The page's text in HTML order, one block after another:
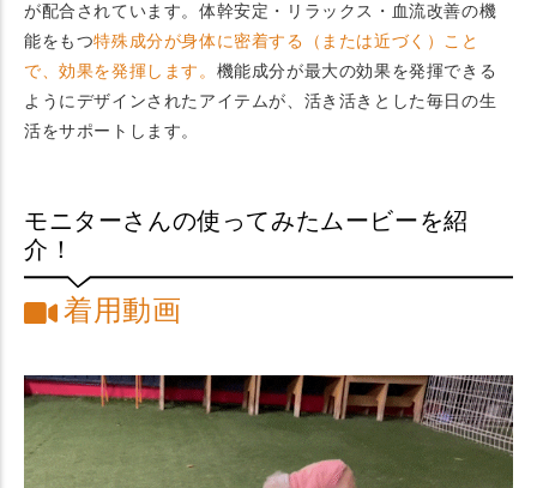
が配合されています。体幹安定・リラックス・血流改善の機
能をもつ特殊成分が身体に密着する（または近づく）こと
で、効果を発揮します。 機能成分が最大の効果を発揮できる
ようにデザインされたアイテムが、活き活きとした毎日の生
活をサポートします。
モニターさんの使ってみたムービーを紹
介！
着用動画